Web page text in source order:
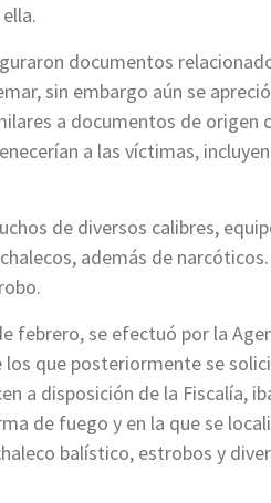
documentos
sin embargo aún se
a documentos de origen
a las víctimas,
de diversos calibres,
además de
febrero, se efectuó por la
que posteriormente se
a disposición de la Fiscalía,
de fuego y en la que se
balístico, estrobos y